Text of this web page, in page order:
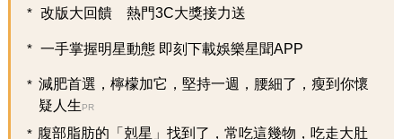
改版大回饋 熱門3C大獎接力送
一手掌握明星動態 即刻下載娛樂星聞APP
減肥首選，檸檬加它，堅持一週，腰細了，瘦到你懷
疑人生PR
腹部脂肪的「剋星」找到了，常吃這幾物，吃走大肚